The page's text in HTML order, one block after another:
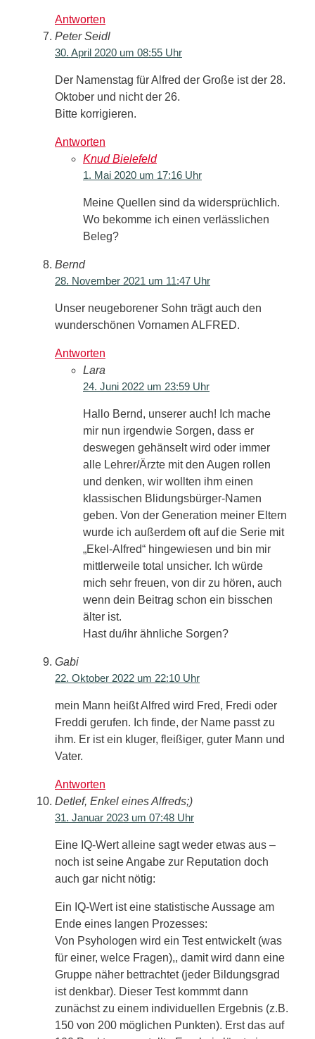
Antworten
Peter Seidl
30. April 2020 um 08:55 Uhr
Der Namenstag für Alfred der Große ist der 28.
Oktober und nicht der 26.
Bitte korrigieren.
Antworten
Knud Bielefeld
1. Mai 2020 um 17:16 Uhr
Meine Quellen sind da widersprüchlich.
Wo bekomme ich einen verlässlichen
Beleg?
Bernd
28. November 2021 um 11:47 Uhr
Unser neugeborener Sohn trägt auch den
wunderschönen Vornamen ALFRED.
Antworten
Lara
24. Juni 2022 um 23:59 Uhr
Hallo Bernd, unserer auch! Ich mache
mir nun irgendwie Sorgen, dass er
deswegen gehänselt wird oder immer
alle Lehrer/Ärzte mit den Augen rollen
und denken, wir wollten ihm einen
klassischen Blidungsbürger-Namen
geben. Von der Generation meiner Eltern
wurde ich außerdem oft auf die Serie mit
„Ekel-Alfred“ hingewiesen und bin mir
mittlerweile total unsicher. Ich würde
mich sehr freuen, von dir zu hören, auch
wenn dein Beitrag schon ein bisschen
älter ist.
Hast du/ihr ähnliche Sorgen?
Gabi
22. Oktober 2022 um 22:10 Uhr
mein Mann heißt Alfred wird Fred, Fredi oder
Freddi gerufen. Ich finde, der Name passt zu
ihm. Er ist ein kluger, fleißiger, guter Mann und
Vater.
Antworten
Detlef, Enkel eines Alfreds;)
31. Januar 2023 um 07:48 Uhr
Eine IQ-Wert alleine sagt weder etwas aus –
noch ist seine Angabe zur Reputation doch
auch gar nicht nötig:
Ein IQ-Wert ist eine statistische Aussage am
Ende eines langen Prozesses:
Von Psyhologen wird ein Test entwickelt (was
für einer, welce Fragen),, damit wird dann eine
Gruppe näher bettrachtet (jeder Bildungsgrad
ist denkbar). Dieser Test kommmt dann
zunächst zu einem individuellen Ergebnis (z.B.
150 von 200 möglichen Punkten). Erst das auf